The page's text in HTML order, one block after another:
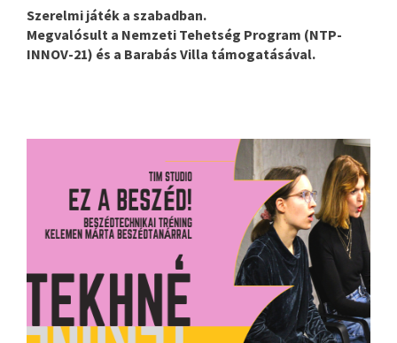
Szerelmi játék a szabadban.
Megvalósult a Nemzeti Tehetség Program (NTP-
INNOV-21) és a Barabás Villa támogatásával.